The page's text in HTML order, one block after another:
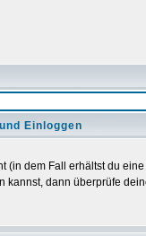
Einloggen
dem Fall erhältst du
dann überprüfe